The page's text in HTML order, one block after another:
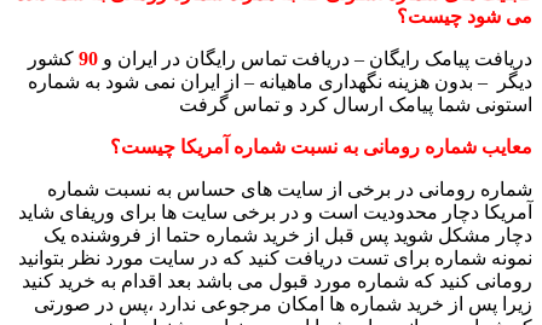
می شود چیست؟
دریافت پیامک رایگان – دریافت تماس رایگان در ایران و 90 کشور
دیگر – بدون هزینه نگهداری ماهیانه – از ایران نمی شود به شماره
استونی شما پیامک ارسال کرد و تماس گرفت
معایب شماره رومانی به نسبت شماره آمریکا چیست؟
شماره رومانی در برخی از سایت های حساس به نسبت شماره
آمریکا دچار محدودیت است و در برخی سایت ها برای وریفای شاید
دچار مشکل شوید پس قبل از خرید شماره حتما از فروشنده یک
نمونه شماره برای تست دریافت کنید که در سایت مورد نظر بتوانید
رومانی کنید که شماره مورد قبول می باشد بعد اقدام به خرید کنید
زیرا پس از خرید شماره ها امکان مرجوعی ندارد ،پس در صورتی